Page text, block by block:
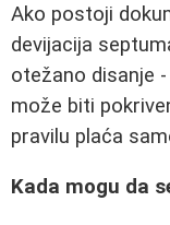
Ako postoji
devijacija
otežano disanje
može biti
pravilu plaća
Kada mogu da